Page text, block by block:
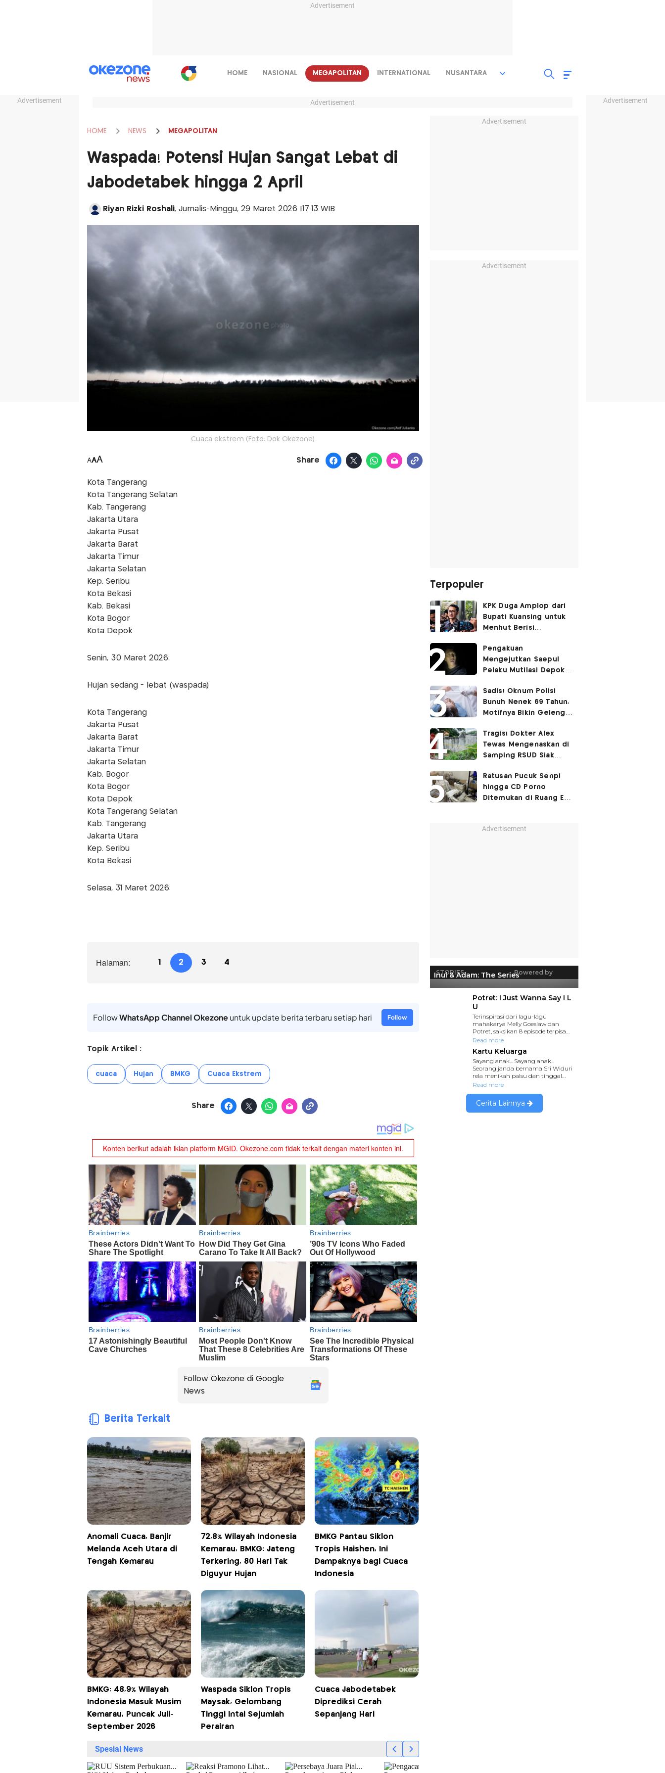
Advertisement
Advertisement Advertisement
HOME NASIONAL MEGAPOLITAN INTERNATIONAL NUSANTARA
Advertisement
HOME NEWS MEGAPOLITAN
Waspada! Potensi Hujan Sangat Lebat di
Jabodetabek hingga 2 April
Riyan Rizki Roshali, Jurnalis-Minggu, 29 Maret 2026 |17:13 WIB
Cuaca ekstrem (Foto: Dok Okezone)
AAA Share
Kota Tangerang
Kota Tangerang Selatan
Kab. Tangerang
Jakarta Utara
Jakarta Pusat
Jakarta Barat
Jakarta Timur
Jakarta Selatan
Kep. Seribu
Kota Bekasi
Kab. Bekasi
Kota Bogor
Kota Depok
Senin, 30 Maret 2026:
Hujan sedang - lebat (waspada)
Kota Tangerang
Jakarta Pusat
Jakarta Barat
Jakarta Timur
Jakarta Selatan
Kab. Bogor
Kota Bogor
Kota Depok
Kota Tangerang Selatan
Kab. Tangerang
Jakarta Utara
Kep. Seribu
Kota Bekasi
Selasa, 31 Maret 2026:
Halaman: 1 2 3 4
FollowWhatsApp Channel Okezoneuntuk update berita terbaru setiap hari Follow
Topik Artikel :
cuaca Hujan BMKG Cuaca Ekstrem
Share
Follow Okezone di Google
News
Berita Terkait
Anomali Cuaca, Banjir
Melanda Aceh Utara di
Tengah Kemarau
72,8% Wilayah Indonesia
Kemarau, BMKG: Jateng
Terkering, 80 Hari Tak
Diguyur Hujan
BMKG Pantau Siklon
Tropis Haishen, Ini
Dampaknya bagi Cuaca
Indonesia
BMKG: 48,9% Wilayah
Indonesia Masuk Musim
Kemarau, Puncak Juli-
September 2026
Waspada Siklon Tropis
Maysak, Gelombang
Tinggi Intai Sejumlah
Perairan
Cuaca Jabodetabek
Diprediksi Cerah
Sepanjang Hari
Advertisement
Advertisement
Terpopuler
KPK Duga Amplop dari
Bupati Kuansing untuk
Menhut Berisi
Pengembaliannya
Belum Utuh
Pengakuan
Mengejutkan Saepul
Pelaku Mutilasi Depok:
Korban di Kontrakan
Sadis! Oknum Polisi
Bunuh Nenek 69 Tahun,
Motifnya Bikin Geleng
Tragis! Dokter Alex
Tewas Mengenaskan di
Samping RSUD Siak
Rocuronium
Ratusan Pucuk Senpi
hingga CD Porno
Ditemukan di Ruang Eks
Advertisement